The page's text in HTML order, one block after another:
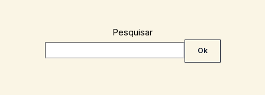
Pesquisar
Ok